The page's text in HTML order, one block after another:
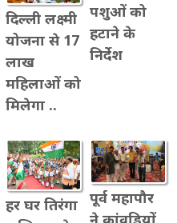
दिल्ली लक्ष्मी
योजना से 17
लाख
महिलाओं को
मिलेगा ..
पशुओं को
हटाने के
निर्देश
हर घर तिरंगा
पूर्व महापौर
ने कांवडिय़ों